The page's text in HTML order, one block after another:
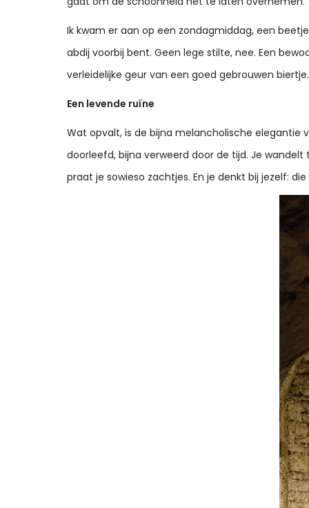
Ik kwam er aan op een zondagmiddag, een
abdij voorbij bent. Geen lege stilte, nee. Een
verleidelijke geur van een goed gebrouwen biertje.
Een levende ruïne
Wat opvalt, is de bijna melancholische elegantie
doorleefd, bijna verweerd door de tijd. Je
praat je sowieso zachtjes. En je denkt bij jezelf: